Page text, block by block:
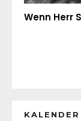
Wenn Herr
KALENDER